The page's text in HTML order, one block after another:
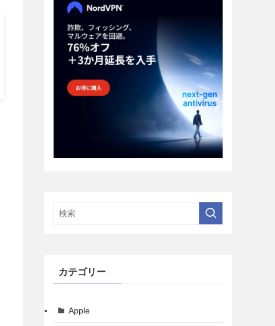
カテゴリー
Apple